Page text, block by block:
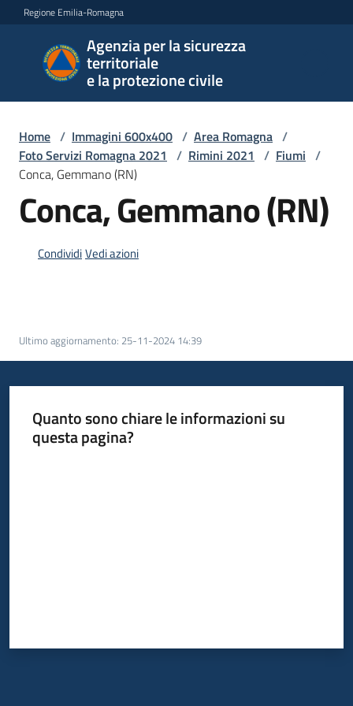
Vai al contenuto
Vai alla navigazione
Vai al footer
Regione Emilia-Romagna
Agenzia per la sicurezza
territoriale
e la protezione civile
Agenzia
per la
sicurezza
e la
protezione
civile
Argomenti
Leggi
Atti
Bandi
Home / Immagini 600x400 / Area Romagna /
Foto Servizi Romagna 2021 / Rimini 2021 / Fiumi /
Conca, Gemmano (RN)
Conca, Gemmano (RN)
CondividiVedi azioni
Ultimo aggiornamento: 25-11-2024 14:39
Quanto sono chiare le informazioni su
questa pagina?